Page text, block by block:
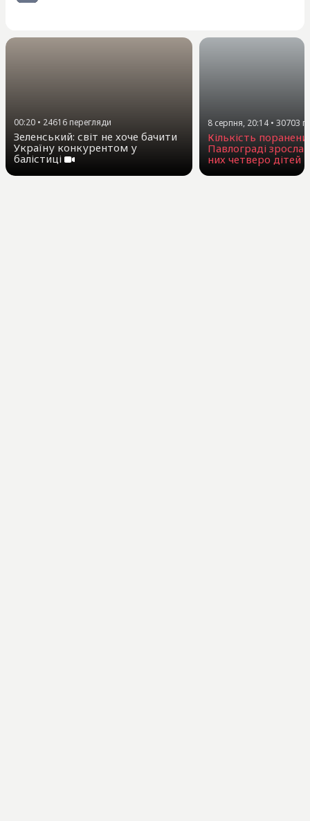
00:20 • 24616 перегляди
Зеленський: світ не хоче бачити
Україну конкурентом у
балістиці
8 серпня, 20:14 • 30703
Кількість
Павлограді зросла
них четверо дітей